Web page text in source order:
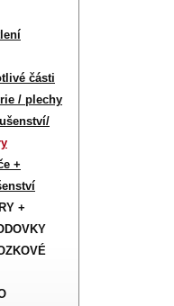
části
/ plechy
+
+